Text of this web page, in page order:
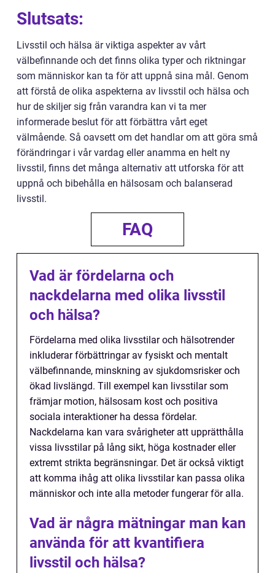
Slutsats:
Livsstil och hälsa är viktiga aspekter av vårt
välbefinnande och det finns olika typer och riktningar
som människor kan ta för att uppnå sina mål. Genom
att förstå de olika aspekterna av livsstil och hälsa och
hur de skiljer sig från varandra kan vi ta mer
informerade beslut för att förbättra vårt eget
välmående. Så oavsett om det handlar om att göra små
förändringar i vår vardag eller anamma en helt ny
livsstil, finns det många alternativ att utforska för att
uppnå och bibehålla en hälsosam och balanserad
livsstil.
FAQ
Vad är fördelarna och
nackdelarna med olika livsstil
och hälsa?
Fördelarna med olika livsstilar och hälsotrender
inkluderar förbättringar av fysiskt och mentalt
välbefinnande, minskning av sjukdomsrisker och
ökad livslängd. Till exempel kan livsstilar som
främjar motion, hälsosam kost och positiva
sociala interaktioner ha dessa fördelar.
Nackdelarna kan vara svårigheter att upprätthålla
vissa livsstilar på lång sikt, höga kostnader eller
extremt strikta begränsningar. Det är också viktigt
att komma ihåg att olika livsstilar kan passa olika
människor och inte alla metoder fungerar för alla.
Vad är några mätningar man kan
använda för att kvantifiera
livsstil och hälsa?